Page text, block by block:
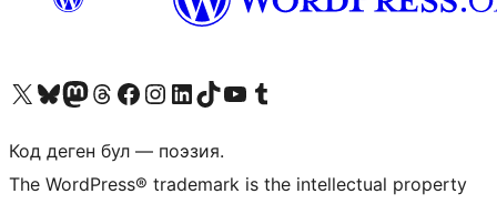
Visit our X (formerly Twitter) account
Visit our Bluesky account
Биздин Mastodon түрмөгүбүзгө баш багыңыз
Visit our Threads account
Биздин Facebook баракчабызга кириңиз
Биздин Instagram баракчабызга баш багыңыз
Биздин LinkedIn баракчабызга баш багыңыз
Visit our TikTok account
Visit our YouTube channel
Visit our Tumblr account
Код деген бул — поэзия.
The WordPress® trademark is the intellectual property